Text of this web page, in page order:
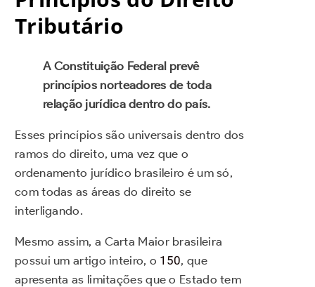
Tributário
A Constituição Federal prevê
princípios norteadores de toda
relação jurídica dentro do país.
Esses princípios são universais dentro dos
ramos do direito, uma vez que o
ordenamento jurídico brasileiro é um só,
com todas as áreas do direito se
interligando.
Mesmo assim, a Carta Maior brasileira
possui um artigo inteiro, o 150, que
apresenta as limitações que o Estado tem